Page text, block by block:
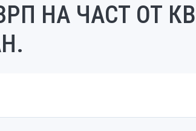
НА ЧАСТ ОТ